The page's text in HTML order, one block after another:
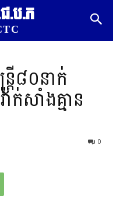
.ប.ភ
រី​៨០នាក់​
ាក់សាំង​គ្មាន
0